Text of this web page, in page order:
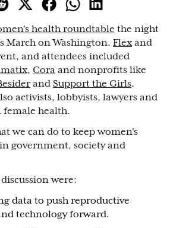
health roundtable the night
March on Washington. Flexand
and attendees included
, Cora and nonprofits like
and Support the Girls.
activists, lobbyists, lawyers and
female health.
we can do to keep women's
government, society and
were:
data to push reproductive
technology forward.